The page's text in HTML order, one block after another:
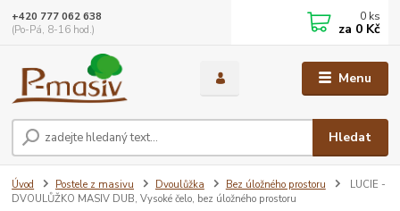
Menu
Hledat
+420 777 062 638
(Po-Pá, 8-16 hod.)
0 ks
za 0 Kč
Úvod Postele z masivu Dvoulůžka Bez úložného prostoru
LUCIE -
DVOULŮŽKO MASIV DUB, Vysoké čelo, bez úložného prostoru